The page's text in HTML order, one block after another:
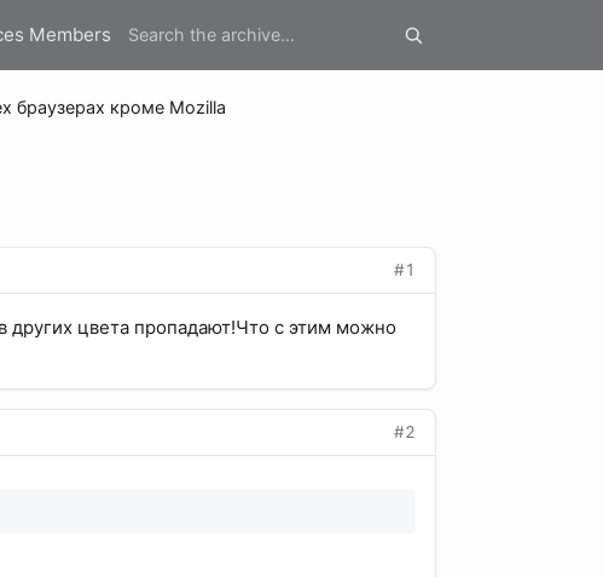
Members
браузерах кроме Mozilla
#1
других цвета пропадают!Что с этим можно
#2